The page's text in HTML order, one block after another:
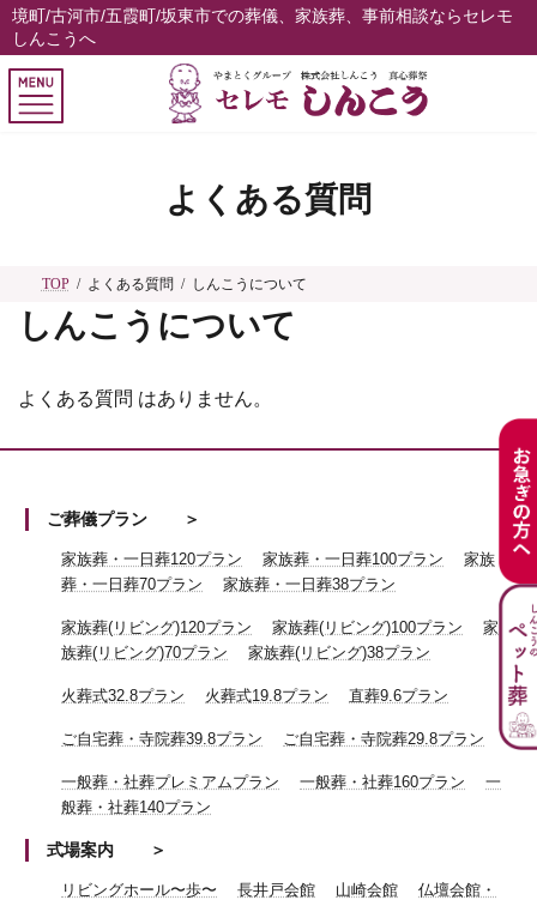
コ
ン
テ
ツ
ナ
ビ
ゲ
シ
境町/古河市/五霞町/坂東市での葬儀、家族葬、事前相談ならセレモ
しんこうへ
よくある質問
TOP よくある質問 しんこうについて
しんこうについて
よくある質問 はありません。
ご葬儀プラン
家族葬・一日葬120プラン 家族葬・一日葬100プラン
家族
葬・一日葬70プラン
家族葬・一日葬38プラン
家族葬(リビング)120プラン 家族葬(リビング)100プラン
家
族葬(リビング)70プラン
家族葬(リビング)38プラン
火葬式32.8プラン 火葬式19.8プラン 直葬9.6プラン
ご自宅葬・寺院葬39.8プラン ご自宅葬・寺院葬29.8プラン
一般葬・社葬プレミアムプラン 一般葬・社葬160プラン
一
般葬・社葬140プラン
式場案内
リビングホール〜歩〜 長井戸会館 山崎会館
仏壇会館・